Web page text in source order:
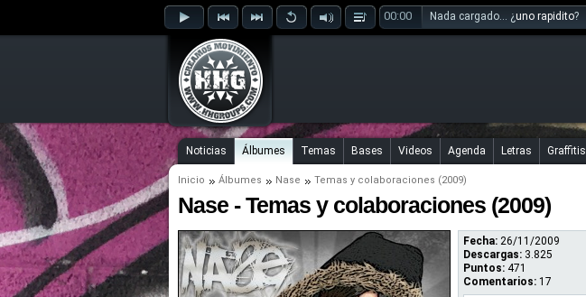
00:00 Nada cargado... ¿uno rapidito?
Noticias Álbumes Temas Bases Videos Agenda Letras Graffitis
Inicio Álbumes Nase Temas y colaboraciones (2009)
Nase - Temas y colaboraciones (2009)
Fecha: 26/11/2009
Descargas: 3.825
Puntos: 471
Comentarios: 17